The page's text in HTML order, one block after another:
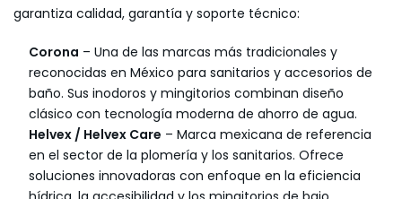
garantiza calidad, garantía y soporte técnico:
Corona – Una de las marcas más tradicionales y
reconocidas en México para sanitarios y accesorios de
baño. Sus inodoros y mingitorios combinan diseño
clásico con tecnología moderna de ahorro de agua.
Helvex / Helvex Care – Marca mexicana de referencia
en el sector de la plomería y los sanitarios. Ofrece
soluciones innovadoras con enfoque en la eficiencia